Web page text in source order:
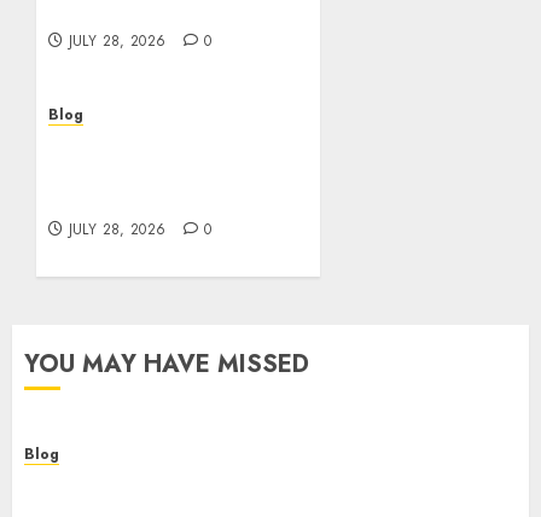
JULY 28, 2026 0
Blog
JULY 28, 2026 0
YOU MAY HAVE MISSED
Blog